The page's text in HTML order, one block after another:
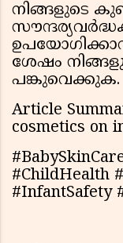
നിങ്ങളുടെ
ശേഷം
പങ്കുവെക്കുക.
Article
cosmetics on
#ChildHealth
#InfantSafety